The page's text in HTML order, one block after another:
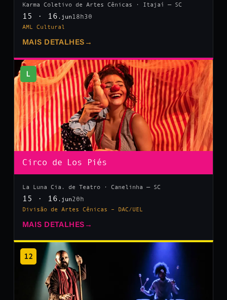
Karma Coletivo de Artes Cênicas · Itajaí — SC
15 · 16 .jun 18h30
AML Cultural
MAIS DETALHES →
L
Circo de Los Piés
La Luna Cia. de Teatro · Canelinha — SC
15 · 16 .jun20h
Divisão de Artes Cênicas – DAC/UEL
MAIS DETALHES →
12